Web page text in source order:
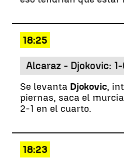
18:25
Alcaraz - Djokovic:
Se levanta Djokovic,
piernas, saca el
2-1 en el cuarto.
18:23